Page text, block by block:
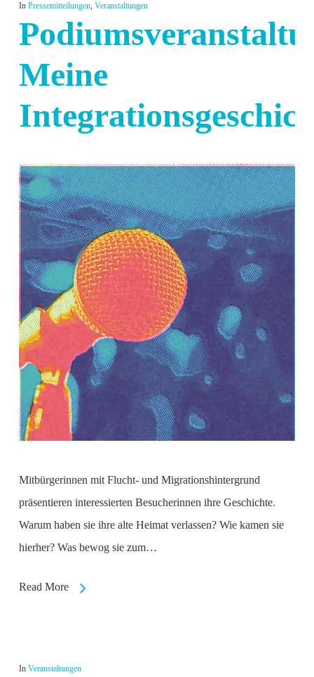
In Pressemitteilungen, Veranstaltungen
Meine
Mitbürgerinnen mit Flucht- und Migrationshintergrund
präsentieren interessierten Besucherinnen ihre Geschichte.
Warum haben sie ihre alte Heimat verlassen? Wie kamen sie
hierher? Was bewog sie zum…
Read More
In Veranstaltungen